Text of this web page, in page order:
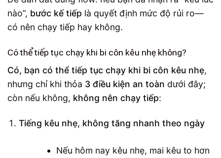
nào”, bước kế tiếp là quyết định mức độ rủi ro—
có nên chạy tiếp hay không.
Có thể tiếp tục chạy khi bi côn kêu nhẹ không?
Có, bạn có thể tiếp tục chạy khi bi côn kêu nhẹ,
nhưng chỉ khi thỏa 3 điều kiện an toàn dưới đây;
còn nếu không, không nên chạy tiếp:
Tiếng kêu nhẹ, không tăng nhanh theo ngày
Nếu hôm nay kêu nhẹ, mai kêu to hơn